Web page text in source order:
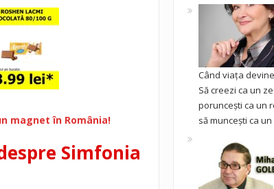
magnet în România!
Simfonia
Când viața
Să creezi ca un
poruncești ca un
să muncești ca un